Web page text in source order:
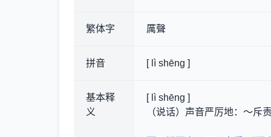
繁体字 厲聲
拼音 [ lì shēng ]
基本释
义
[ lì shēng ]
（说话）声音严厉地：～斥责